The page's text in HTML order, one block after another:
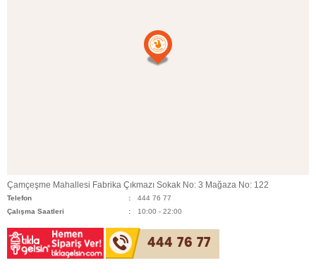
Çamçeşme Mahallesi Fabrika Çıkmazı Sokak No: 3 Mağaza No: 122
Telefon
444 76 77
Çalışma Saatleri
10:00 - 22:00
444 76 77